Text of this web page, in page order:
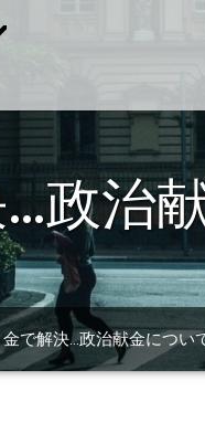
…政治
金で解決…政治献金につ